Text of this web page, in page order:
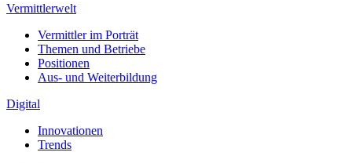
Vermittlerwelt
Vermittler im Porträt
Themen und Betriebe
Positionen
Aus- und Weiterbildung
Digital
Innovationen
Trends